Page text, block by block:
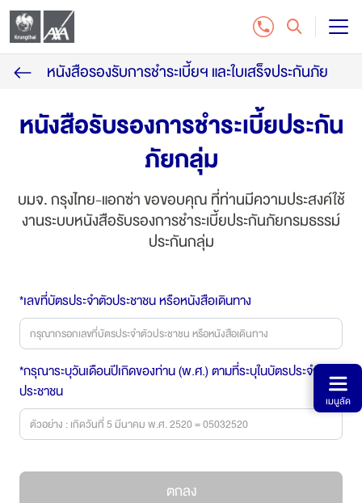
แบบประกันชีวิต
บริการลูกค้า
สำหรับฝ่ายจัดจำหน่าย
โทร. 1159
ไทย EN
เมนูลัด
หนังสือรองรับการชำระเบี้ยฯ และใบเสร็จประกันภัย
หนังสือรับรองการชำระเบี้ยประกัน
ภัยกลุ่ม
บมจ. กรุงไทย-แอกซ่า ขอขอบคุณ ที่ท่านมีความประสงค์ใช้
งานระบบหนังสือรับรองการชำระเบี้ยประกันภัยกรมธรรม์
ประกันกลุ่ม
*เลขที่บัตรประจำตัวประชาชน หรือหนังสือเดินทาง
*กรุณาระบุวันเดือนปีเกิดของท่าน (พ.ศ.) ตามที่ระบุในบัตรประจำตัว
ประชาชน
ตกลง